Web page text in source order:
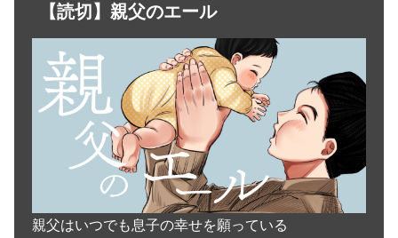
【読切】親父のエール
親父はいつでも息子の幸せを願っている